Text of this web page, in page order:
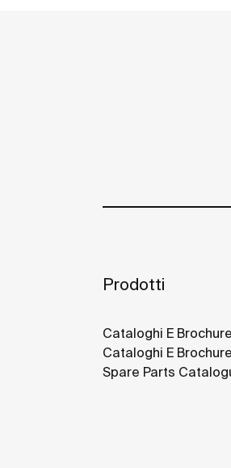
Prodotti
Cataloghi E
Cataloghi E
Spare Parts